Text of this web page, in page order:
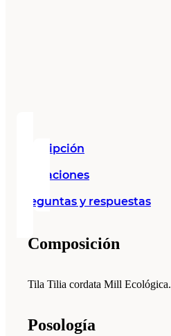
Descripción
Valoraciones
Preguntas y respuestas
Composición
Tila Tilia cordata Mill Ecológica.
Posología